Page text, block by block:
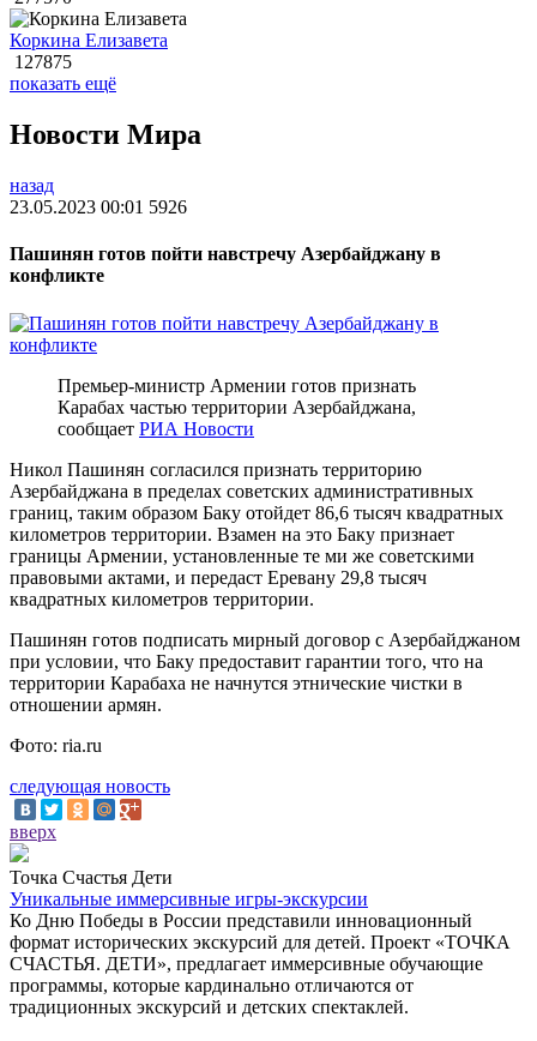
Коркина Елизавета
127875
показать ещё
Новости Мира
назад
23.05.2023 00:01 5926
Пашинян готов пойти навстречу Азербайджану в
конфликте
Премьер-министр Армении готов признать
Карабах частью территории Азербайджана,
сообщает РИА Новости
Никол Пашинян согласился признать территорию
Азербайджана в пределах советских административных
границ, таким образом Баку отойдет 86,6 тысяч квадратных
километров территории. Взамен на это Баку признает
границы Армении, установленные те ми же советскими
правовыми актами, и передаст Еревану 29,8 тысяч
квадратных километров территории.
Пашинян готов подписать мирный договор с Азербайджаном
при условии, что Баку предоставит гарантии того, что на
территории Карабаха не начнутся этнические чистки в
отношении армян.
Фото: ria.ru
следующая новость
вверх
Точка Счастья Дети
Уникальные иммерсивные игры-экскурсии
Ко Дню Победы в России представили инновационный
формат исторических экскурсий для детей. Проект «ТОЧКА
СЧАСТЬЯ. ДЕТИ», предлагает иммерсивные обучающие
программы, которые кардинально отличаются от
традиционных экскурсий и детских спектаклей.